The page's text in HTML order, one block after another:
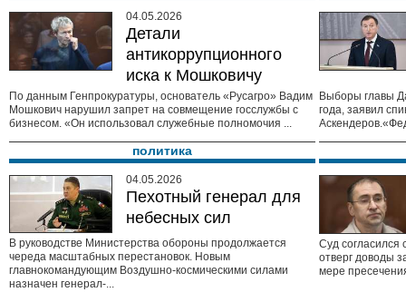
04.05.2026
Детали
антикоррупционного
иска к Мошковичу
По данным Генпрокуратуры, основатель «Русагро» Вадим
Мошкович нарушил запрет на совмещение госслужбы с
бизнесом. «Он использовал служебные полномочия ...
Выборы главы
года, заявил
политика
04.05.2026
Пехотный генерал для
небесных сил
В руководстве Министерства обороны продолжается
череда масштабных перестановок. Новым
главнокомандующим Воздушно-космическими силами
назначен генерал-...
Суд согласился
отверг доводы
мере